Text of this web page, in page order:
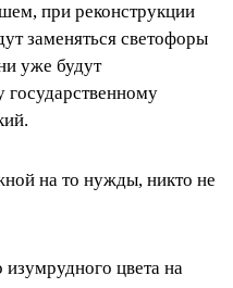
при реконструкции
заменяться светофоры
уже будут
государственному
на то нужды, никто не
изумрудного цвета на